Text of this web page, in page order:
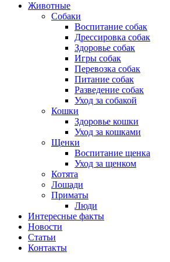
Животные
Собаки
Воспитание собак
Дрессировка собак
Здоровье собак
Игры собак
Перевозка собак
Питание собак
Разведение собак
Уход за собакой
Кошки
Здоровье кошки
Уход за кошками
Щенки
Воспитание щенка
Уход за щенком
Котята
Лошади
Приматы
Люди
Интересные факты
Новости
Статьи
Контакты